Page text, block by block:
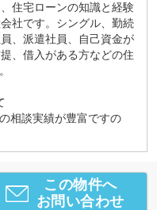
住宅ローンの知識と経験
社です。シングル、勤続
、派遣社員、自己資金が
、借入がある方などの住
相談実績が豊富ですの
この物件へ
お問い合わせ